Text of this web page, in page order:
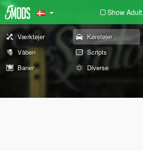
Show Adult
Værktøjer Køretøjer
Våben
Scripts
Baner
Diverse